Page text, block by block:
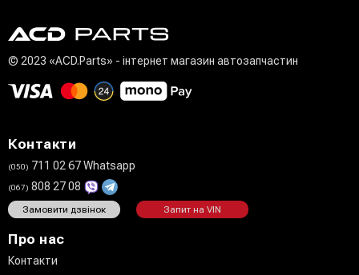
© 2023 «ACD.Parts» - інтернет магазин автозапчастин
Контакти
(050) 711 02 67 Whatsapp
(067) 808 27 08
Замовити дзвінок Запит на VIN
Про нас
Контакти